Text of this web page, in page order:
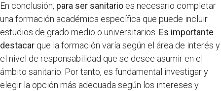
En conclusión, para ser sanitario es necesario completar
una formación académica específica que puede incluir
estudios de grado medio o universitarios. Es importante
destacar que la formación varía según el área de interés y
el nivel de responsabilidad que se desee asumir en el
ámbito sanitario. Por tanto, es fundamental investigar y
elegir la opción más adecuada según los intereses y